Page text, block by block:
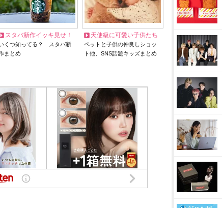
スタバ新作イッキ見せ！
くつ知ってる？ スタバ新
まとめ
天使級に可愛い子供たち
ペットと子供の仲良しショッ
ト他、SNS話題キッズまとめ